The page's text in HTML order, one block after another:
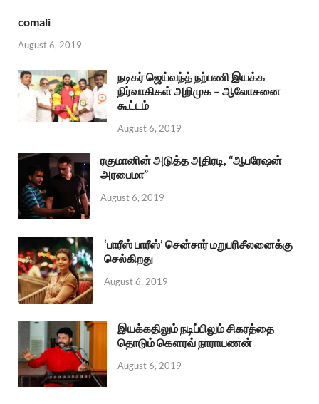
comali
August 6, 2019
நடிகர் ஜெய்வந்த் நற்பணி இயக்க
நிர்வாகிகள் அறிமுக – ஆலோசனை
கூட்டம்
August 6, 2019
ரகுமானின் அடுத்த அதிரடி, “ஆபரேஷன்
அரபைமா”
August 6, 2019
‘பாரீஸ் பாரீஸ்’ சென்சார் மறுபரிசீலனைக்கு
செல்கிறது
August 6, 2019
இயக்கதிலும் நடிப்பிலும் சிகரத்தை
தொடும் கௌரவ் நாராயணன்
August 6, 2019